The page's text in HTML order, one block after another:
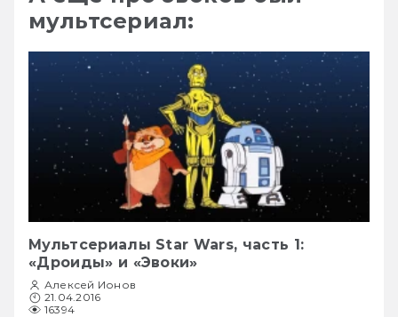
мультсериал:
Мультсериалы Star Wars, часть 1:
«Дроиды» и «Эвоки»
Алексей Ионов
21.04.2016
16394